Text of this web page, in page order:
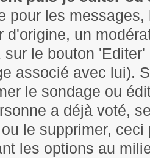
pour les
d'origine, un
sur le bouton
associé avec lui).
le sondage ou
a déjà voté,
le supprimer,
les options au